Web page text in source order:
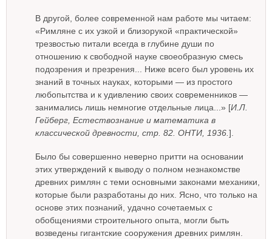
В другой, более современной нам работе мы читаем:
«Римляне с их узкой и близорукой «практической»
трезвостью питали всегда в глубине души по
отношению к свободной науке своеобразную смесь
подозрения и презрения... Ниже всего был уровень их
знаний в точных науках, которыми — из простого
любопытства и к удивлению своих современников —
занимались лишь немногие отдельные лица...» [И.Л.
Гейберг, Естествознание и математика в
классической древности, стр. 82. ОНТИ, 1936. ].
Было бы совершенно неверно притти на основании
этих утверждений к выводу о полном незнакомстве
древних римлян с теми основными законами механики,
которые были разработаны до них. Ясно, что только на
основе этих познаний, удачно сочетаемых с
обобщениями строительного опыта, могли быть
возведены гигантские сооружения древних римлян.